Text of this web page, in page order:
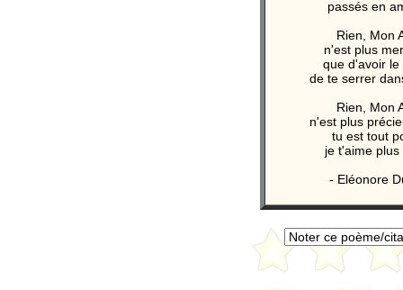
passés en
Rien, Mon
n'est plus
que d'avoir le
de te serrer
Rien, Mon
n'est plus
tu est tout
je t'aime plus
- Eléonore